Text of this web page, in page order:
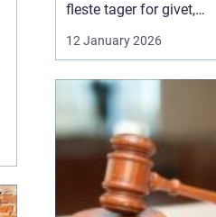
fleste tager for givet,
eller en stikkontakt bliver
problemer, kan det
hurtigt blive både utrygt
og dyrt, hvis der ikke
reageres rigtigt. Derfor
giver ...
12 January 2026